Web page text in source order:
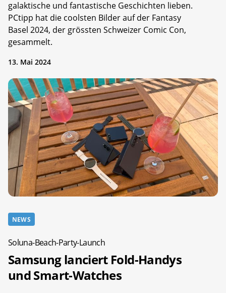
galaktische und fantastische Geschichten lieben.
PCtipp hat die coolsten Bilder auf der Fantasy
Basel 2024, der grössten Schweizer Comic Con,
gesammelt.
13. Mai 2024
NEWS
Soluna-Beach-Party-Launch
Samsung lanciert Fold-Handys
und Smart-Watches